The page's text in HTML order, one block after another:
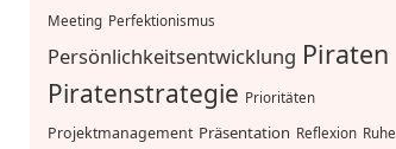
Meeting Perfektionismus
Persönlichkeitsentwicklung Piraten
Piratenstrategie Prioritäten
Projektmanagement Präsentation Reflexion Ruhe